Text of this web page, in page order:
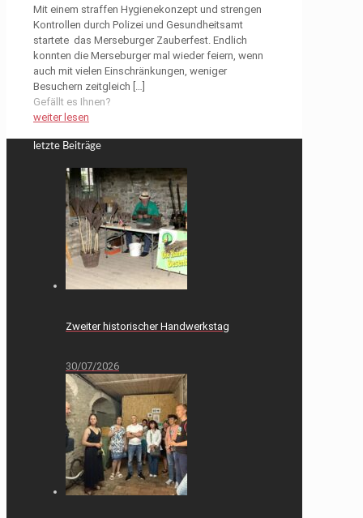
Mit einem straffen Hygienekonzept und strengen
Kontrollen durch Polizei und Gesundheitsamt
startete das Merseburger Zauberfest. Endlich
konnten die Merseburger mal wieder feiern, wenn
auch mit vielen Einschränkungen, weniger
Besuchern zeitgleich
Gefällt es Ihnen?
weiter lesen
letzte Beiträge
Zweiter historischer Handwerkstag
30/07/2026